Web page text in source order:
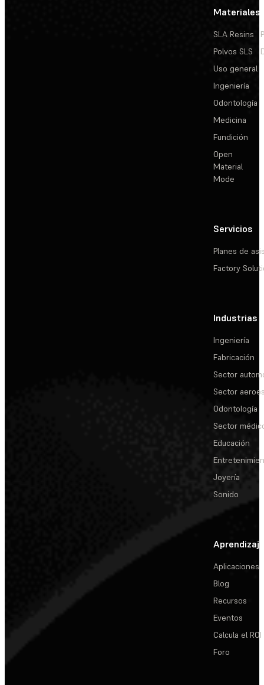
Materiales
SLA Resins
Polvos SLS
Uso general
Ingeniería
Odontología
Medicina
Fundición
Open
Material
Mode
Servicios
Planes de
Factory
Industrias
Ingeniería
Fabricación
Sector
Sector
Odontología
Sector
Educación
Joyería
Sonido
Aprendizaje
Aplicaciones
Blog
Recursos
Eventos
Calcula el ROI
Foro